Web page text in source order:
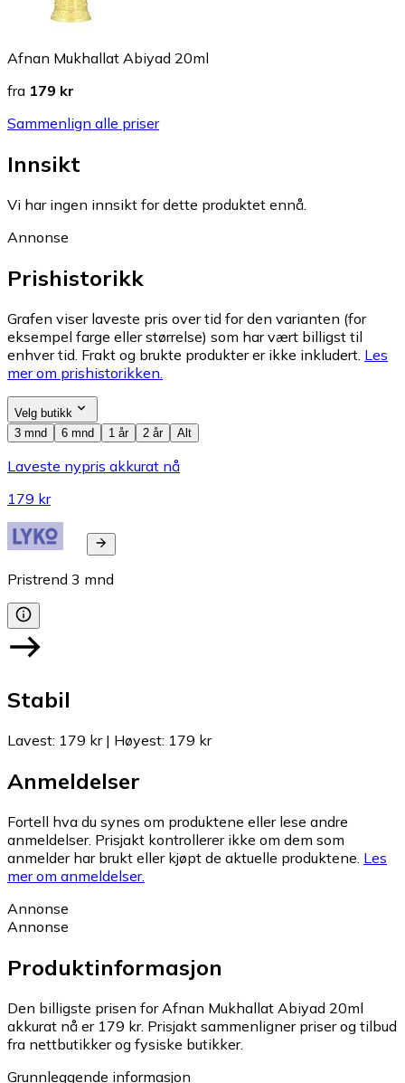
Afnan Mukhallat Abiyad 20ml
fra 179 kr
Sammenlign alle priser
Innsikt
Vi har ingen innsikt for dette produktet ennå.
Annonse
Prishistorikk
Grafen viser laveste pris over tid for den varianten (for
eksempel farge eller størrelse) som har vært billigst til
enhver tid. Frakt og brukte produkter er ikke inkludert. Les
mer om prishistorikken.
Velg butikk
3 mnd
6 mnd 1 år 2 år Alt
Laveste nypris akkurat nå
179 kr
Pristrend 3 mnd
Stabil
Lavest: 179 kr| Høyest: 179 kr
Anmeldelser
Fortell hva du synes om produktene eller lese andre
anmeldelser. Prisjakt kontrollerer ikke om dem som
anmelder har brukt eller kjøpt de aktuelle produktene. Les
mer om anmeldelser.
Annonse
Annonse
Produktinformasjon
Den billigste prisen for Afnan Mukhallat Abiyad 20ml
akkurat nå er 179 kr. Prisjakt sammenligner priser og tilbud
fra nettbutikker og fysiske butikker.
Grunnleggende informasjon